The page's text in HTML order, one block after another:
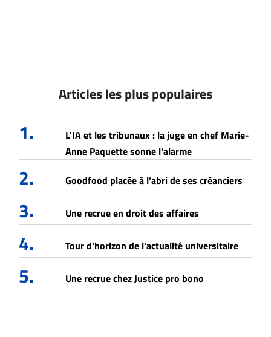
Articles les plus populaires
1.
L'IA et les tribunaux : la juge en chef Marie-
Anne Paquette sonne l'alarme
2. Goodfood placée à l’abri de ses créanciers
3. Une recrue en droit des affaires
4. Tour d'horizon de l'actualité universitaire
5. Une recrue chez Justice pro bono